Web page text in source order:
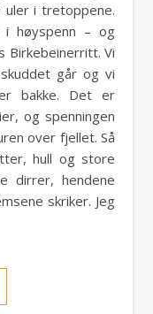
i tretoppene.
høyspenn – og
Birkebeinerritt. Vi
går og vi
bakke. Det er
og spenningen
over fjellet. Så
hull og store
dirrer, hendene
skriker. Jeg